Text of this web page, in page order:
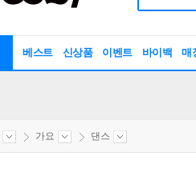
베스트 신상품 이벤트 바이백 매
가요 댄스